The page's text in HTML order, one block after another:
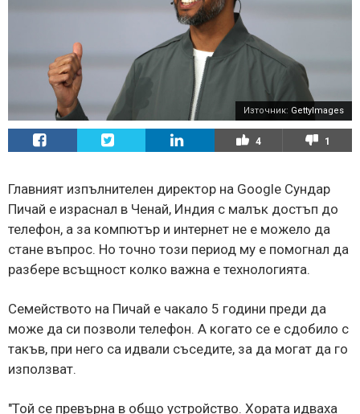
Източник: GettyImages
4 1
Главният изпълнителен директор на Google Сундар
Пичай е израснал в Ченай, Индия с малък достъп до
телефон, а за компютър и интернет не е можело да
стане въпрос. Но точно този период му е помогнал да
разбере всъщност колко важна е технологията.
Семейството на Пичай е чакало 5 години преди да
може да си позволи телефон. А когато се е сдобило с
такъв, при него са идвали съседите, за да могат да го
използват.
"Той се превърна в общо устройство. Хората идваха